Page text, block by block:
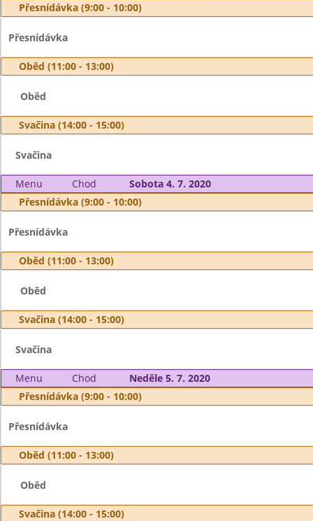
Přesnídávka (9:00 - 10:00)
Přesnídávka
Oběd (11:00 - 13:00)
Oběd
Svačina (14:00 - 15:00)
Svačina
Menu Chod
Sobota 4. 7. 2020
Přesnídávka (9:00 - 10:00)
Přesnídávka
Oběd (11:00 - 13:00)
Oběd
Svačina (14:00 - 15:00)
Svačina
Menu Chod
Neděle 5. 7. 2020
Přesnídávka (9:00 - 10:00)
Přesnídávka
Oběd (11:00 - 13:00)
Oběd
Svačina (14:00 - 15:00)